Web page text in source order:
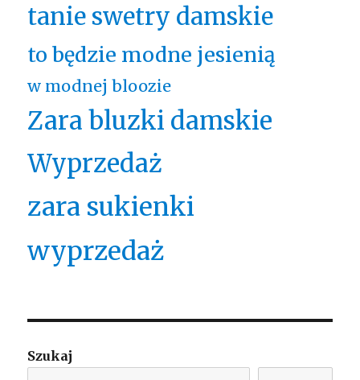
tanie swetry damskie
to będzie modne jesienią
w modnej bloozie
Zara bluzki damskie
Wyprzedaż
zara sukienki
wyprzedaż
Szukaj